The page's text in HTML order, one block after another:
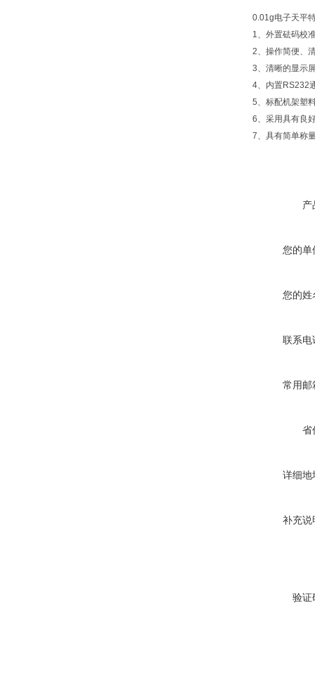
0.01g电子天平
1、外置砝码校准
2、操作简便、清
3、清晰的显示屏
4、内置RS232通
5、标配机架塑料
6、采用具有良好
7、具有简单称量
产
您的单
您的姓
联系电
常用邮
省
详细地
补充说
验证